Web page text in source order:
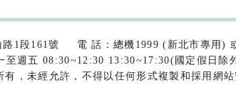
1段161號
電 話：總機1999 (新北市專用)
至週五 08:30~12:30 13:30~17:30(國定假日除
有，未經允許，不得以任何形式複製和採用網